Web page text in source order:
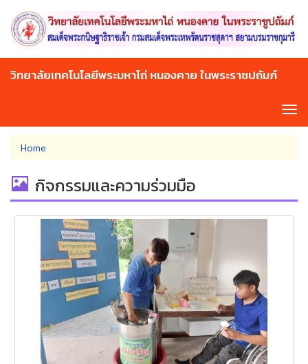
main
content
วิทยาลัยเทคโนโลยีพระมหาไถ่ หนองคาย ในพระราชปถัมภ์
You
are
here
Home
กิจกรรมและความร่วมมือ